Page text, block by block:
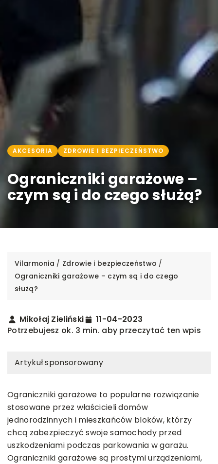
AKCESORIA ZDROWIE I BEZPIECZEŃSTWO
Ograniczniki garażowe –
czym są i do czego służą?
Vilarmonia / Zdrowie i bezpieczeństwo /
Ograniczniki garażowe – czym są i do czego
służą?
Mikołaj Zieliński
11-04-2023
Potrzebujesz ok. 3 min. aby przeczytać ten wpis
Artykuł sponsorowany
Ograniczniki garażowe to popularne rozwiązanie
stosowane przez właścicieli domów
jednorodzinnych i mieszkańców bloków, którzy
chcą zabezpieczyć swoje samochody przed
uszkodzeniami podczas parkowania w garażu.
Ograniczniki garażowe są prostymi urządzeniami,